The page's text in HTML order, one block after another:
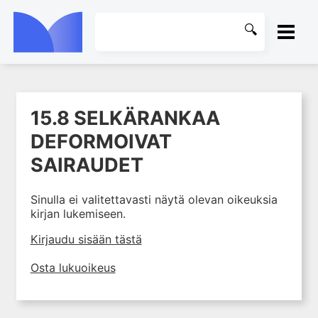
1. Tuki- ja liikuntaelimistön
rakenne ja toiminta
2. Tuki- ja liikuntaelimistön
biomekaniikkaa
kliininen tutkiminen
kuvantaminen
5. Nivelrikko
7. Jänteiden sairaudet
15.8 SELKÄRANKAA
DEFORMOIVAT
SAIRAUDET
Sinulla ei valitettavasti näytä olevan oikeuksia
kirjan lukemiseen.
Kirjaudu sisään tästä
Osta lukuoikeus